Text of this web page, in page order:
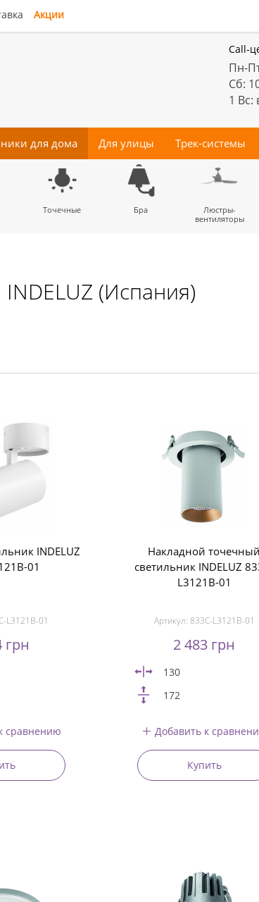
Акции
Call-
Пн-
Сб:
1 Вс:
для дома
Точечные Бра
Люстры-
вентиляторы
Для улицы
Тротуарные Прожектора
Трек-системы
Магнитные
Комплектующие
для трек-систем
INDELUZ (Испания)
INDELUZ
01
L3121B-01
грн
сравнению
Накладной точечный
светильник INDELUZ
L3121B-01
Артикул: 833C-L3121B-01
2 483 грн
130
172
Добавить к
Купить